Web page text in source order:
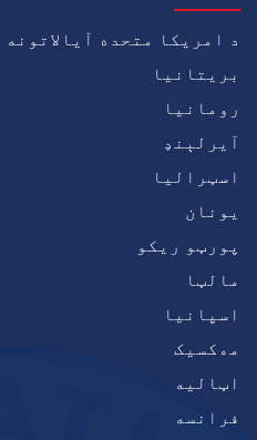
د امریکا متحده آیالاتونه
بریتانیا
رومانیا
آيرلېنډ
اسټرالیا
يونان
پورټو ریکو
مالټا
اسپانیا
مەکسیک
اټاليه
فرانسه